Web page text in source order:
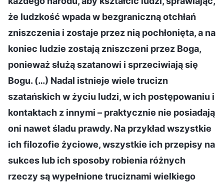
że ludzkość wpada w bezgraniczną otchłań
zniszczenia i zostaje przez nią pochłonięta, a na
koniec ludzie zostają zniszczeni przez Boga,
ponieważ służą szatanowi i sprzeciwiają się
Bogu. (…) Nadal istnieje wiele trucizn
szatańskich w życiu ludzi, w ich postępowaniu i
kontaktach z innymi – praktycznie nie posiadają
oni nawet śladu prawdy. Na przykład wszystkie
ich filozofie życiowe, wszystkie ich przepisy na
sukces lub ich sposoby robienia różnych
rzeczy są wypełnione truciznami wielkiego